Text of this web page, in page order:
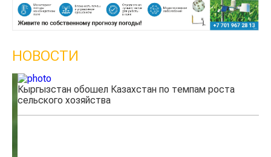
НОВОСТИ
Кыргызстан обошел Казахстан по темпам роста
сельского хозяйства